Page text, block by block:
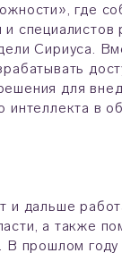
где
и специалистов
Сириуса.
для
интеллекта в
и дальше
а также
В прошлом году